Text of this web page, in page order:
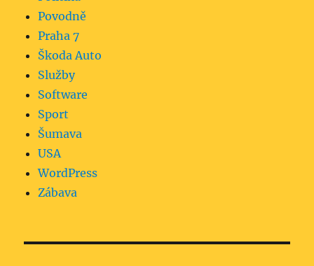
Povodně
Praha 7
Škoda Auto
Služby
Software
Sport
Šumava
USA
WordPress
Zábava